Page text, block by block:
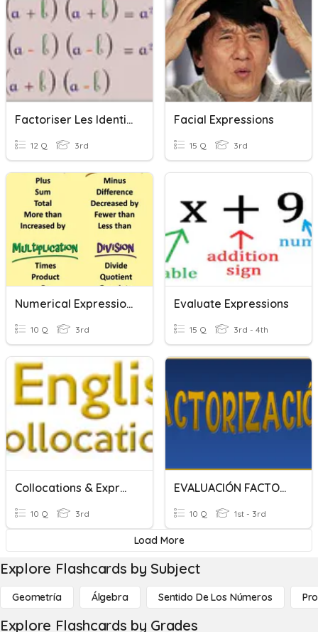
Factoriser Les Identités Remarquables
12 Q 3rd
Facial Expressions
15 Q 3rd
Numerical Expressions
10 Q 3rd
Evaluate Expressions
15 Q 3rd - 4th
Collocations & Expressions
10 Q 3rd
EVALUACIÓN FACTOR COMÚN
10 Q 1st - 3rd
Load More
Explore Flashcards by Subject
Geometría Álgebra Sentido De Los Números
Explore Flashcards by Grades